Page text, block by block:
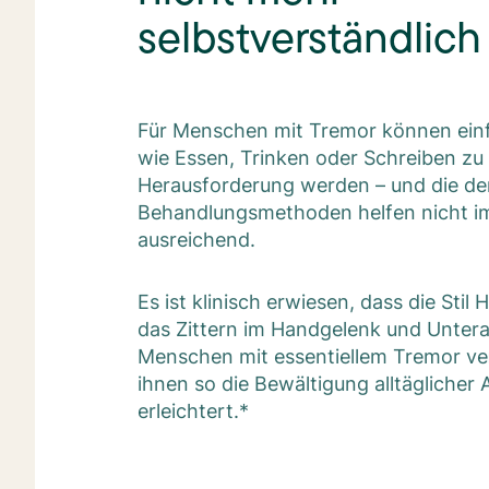
Für Menschen mit Tremor können
wie Essen, Trinken oder Schreiben
Herausforderung werden – und die
Behandlungsmethoden helfen nicht
ausreichend.
Es ist klinisch erwiesen, dass die Stil
das Zittern im Handgelenk und
Menschen mit essentiellem Tremor
ihnen so die Bewältigung alltäglicher
erleichtert.*